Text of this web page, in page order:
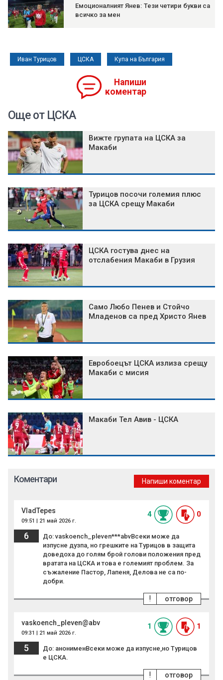
Емоционалният Янев: Тези четири букви са
всичко за мен
Иван Турицов ЦСКА Купа на България
Напиши
коментар
Още от ЦСКА
Вижте групата на ЦСКА за
Макаби
Турицов посочи големия плюс
за ЦСКА срещу Макаби
ЦСКА гостува днес на
отслабения Макаби в Грузия
Само Любо Пенев и Стойчо
Младенов са пред Христо Янев
Евробоецът ЦСКА излиза срещу
Макаби с мисия
Макаби Тел Авив - ЦСКА
Коментари Напиши коментар
VladTepes
09:51 | 21 май 2026 г.
4 0
6
До: vaskoench_pleven***abvВсеки може да
изпусне дузпа, но грешките на Турицов в защита
доведоха до голям брой голови положения пред
вратата на ЦСКА и това е големият проблем. За
съжаление Пастор, Лапеня, Делова не са по-
добри.
отговор
!
vaskoench_pleven@abv
09:31 | 21 май 2026 г.
1 1
5
До: анонименВсеки може да изпусне,но Турицов
е ЦСКА.
отговор
!